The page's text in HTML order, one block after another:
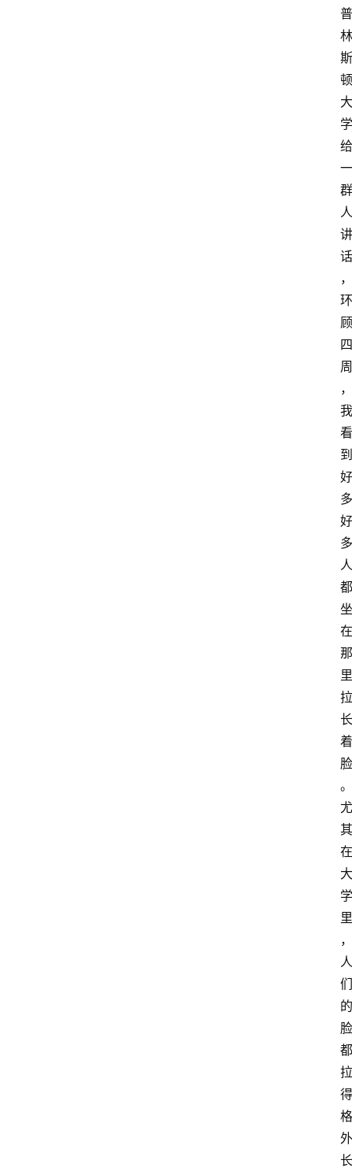
普
林
斯
顿
大
学
给
一
群
人
讲
话
，
环
顾
四
周
，
我
看
到
好
多
好
多
人
都
坐
在
那
里
拉
长
着
脸
。
尤
其
在
大
学
里
，
人
们
的
脸
都
拉
得
格
外
长